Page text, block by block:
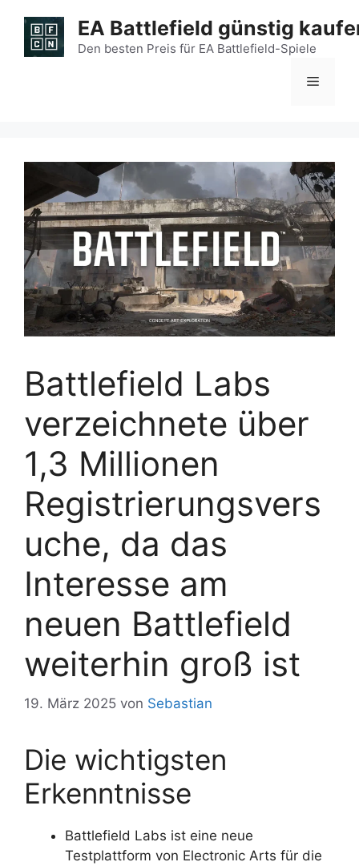
Inhalt
springen
EA Battlefield günstig
Den besten Preis für EA Battlefield-Spiele
Menü
Battlefield Labs
verzeichnete über
1,3 Millionen
Registrierungsvers
uche, da das
Interesse am
neuen Battlefield
weiterhin groß ist
19. März 2025 von Sebastian
Die wichtigsten
Erkenntnisse
Battlefield Labs ist eine neue
Testplattform von Electronic Arts für die